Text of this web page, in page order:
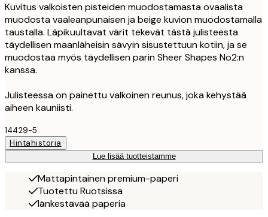
Kuvitus valkoisten pisteiden muodostamasta ovaalista
muodosta vaaleanpunaisen ja beige kuvion muodostamalla
taustalla. Läpikuultavat värit tekevät tästä julisteesta
täydellisen maanläheisin sävyin sisustettuun kotiin, ja se
muodostaa myös täydellisen parin Sheer Shapes No2:n
kanssa.
Julisteessa on painettu valkoinen reunus, joka kehystää
aiheen kauniisti.
14429-5
Hintahistoria
Lue lisää tuotteistamme
Mattapintainen premium-paperi
Tuotettu Ruotsissa
Iänkestävää paperia